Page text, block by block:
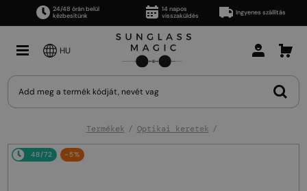
24/48 órán belül
kézbesítünk
14 napos
visszaküldés
Ingyenes szállítás
HU
Termékek Optikai keretek
48/72 -5%